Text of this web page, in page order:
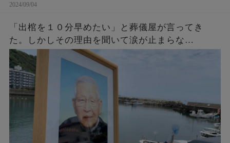
2024/09/04
「出棺を１０分早めたい」と葬儀屋が言ってき
た。しかしその理由を聞いて涙が止まらな
い・・・